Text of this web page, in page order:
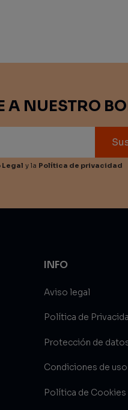
A NUESTRO
Legal y la Política de privacidad
INFO
Aviso legal
Política de
Protección de
Condiciones de uso
Política de Cookies